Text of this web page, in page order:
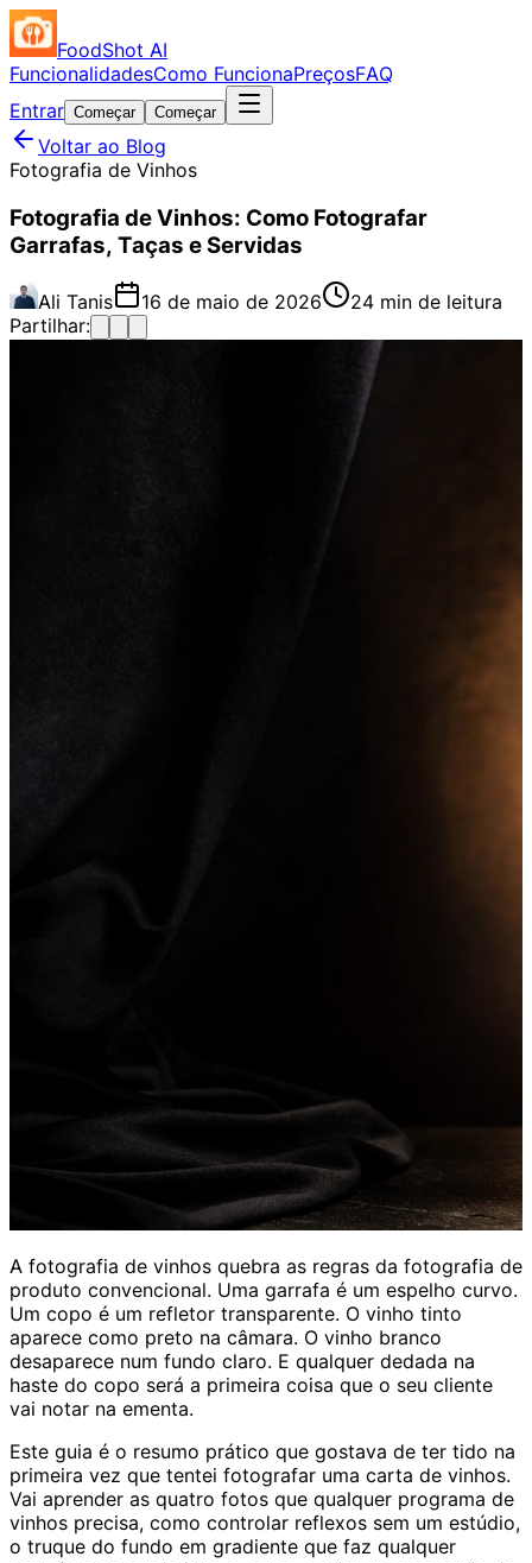
FoodShot AI
FuncionalidadesComo FuncionaPreçosFAQ
Entrar Começar Começar
Voltar ao Blog
Fotografia de Vinhos
Fotografia de Vinhos: Como Fotografar
Garrafas, Taças e Servidas
Ali Tanis 16 de maio de 2026
24 min de leitura
Partilhar:
A fotografia de vinhos quebra as regras da fotografia de
produto convencional. Uma garrafa é um espelho curvo.
Um copo é um refletor transparente. O vinho tinto
aparece como preto na câmara. O vinho branco
desaparece num fundo claro. E qualquer dedada na
haste do copo será a primeira coisa que o seu cliente
vai notar na ementa.
Este guia é o resumo prático que gostava de ter tido na
primeira vez que tentei fotografar uma carta de vinhos.
Vai aprender as quatro fotos que qualquer programa de
vinhos precisa, como controlar reflexos sem um estúdio,
o truque do fundo em gradiente que faz qualquer